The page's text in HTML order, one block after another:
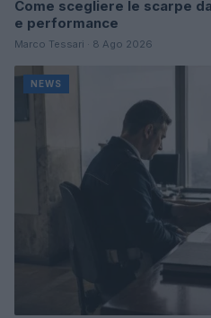
Come scegliere le scarpe
e performance
Marco Tessari · 8 Ago 2026
NEWS